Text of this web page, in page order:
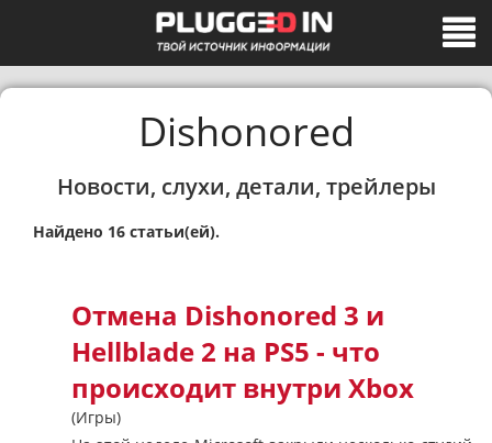
Dishonored
Новости, слухи, детали, трейлеры
Найдено 16 статьи(ей).
Отмена Dishonored 3 и
Hellblade 2 на PS5 - что
происходит внутри Xbox
(Игры)